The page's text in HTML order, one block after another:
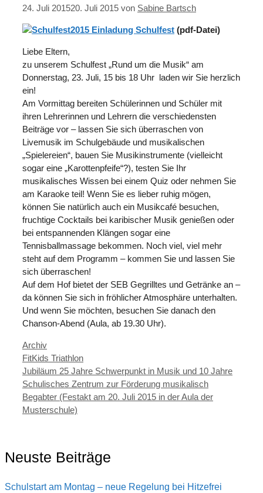
24. Juli 201520. Juli 2015 von Sabine Bartsch
2015 Einladung Schulfest (pdf-Datei)
Liebe Eltern,
zu unserem Schulfest „Rund um die Musik“ am
Donnerstag, 23. Juli, 15 bis 18 Uhr laden wir Sie herzlich
ein!
Am Vormittag bereiten Schülerinnen und Schüler mit
ihren Lehrerinnen und Lehrern die verschiedensten
Beiträge vor – lassen Sie sich überraschen von
Livemusik im Schulgebäude und musikalischen
„Spielereien“, bauen Sie Musikinstrumente (vielleicht
sogar eine „Karottenpfeife“?), testen Sie Ihr
musikalisches Wissen bei einem Quiz oder nehmen Sie
am Karaoke teil! Wenn Sie es lieber ruhig mögen,
können Sie natürlich auch ein Musikcafé besuchen,
fruchtige Cocktails bei karibischer Musik genießen oder
bei entspannenden Klängen sogar eine
Tennisballmassage bekommen. Noch viel, viel mehr
steht auf dem Programm – kommen Sie und lassen Sie
sich überraschen!
Auf dem Hof bietet der SEB Gegrilltes und Getränke an –
da können Sie sich in fröhlicher Atmosphäre unterhalten.
Und wenn Sie möchten, besuchen Sie danach den
Chanson-Abend (Aula, ab 19.30 Uhr).
Kategorien
Archiv
FitKids Triathlon
Jubiläum 25 Jahre Schwerpunkt in Musik und 10 Jahre
Schulisches Zentrum zur Förderung musikalisch
Begabter (Festakt am 20. Juli 2015 in der Aula der
Musterschule)
Neuste Beiträge
Schulstart am Montag – neue Regelung bei Hitzefrei